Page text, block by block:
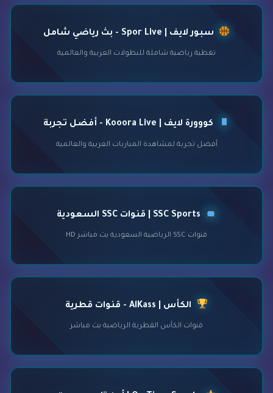
سبور لايف | Spor Live - بث رياضي شامل
تغطية رياضية شاملة للبطولات العربية والعالمية
كووورة لايف | Kooora Live - أفضل تجربة
أفضل تجربة لمشاهدة المباريات العربية والعالمية
قنوات SSC الرياضية السعودية بث مباشر HD
الكأس | AlKass - قنوات قطرية
قنوات الكأس القطرية الرياضية بث مباشر